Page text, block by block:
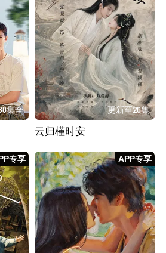
集全 更新至20集
云归槿时安
专享 APP专享